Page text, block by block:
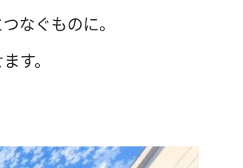
なぐものに。
す。